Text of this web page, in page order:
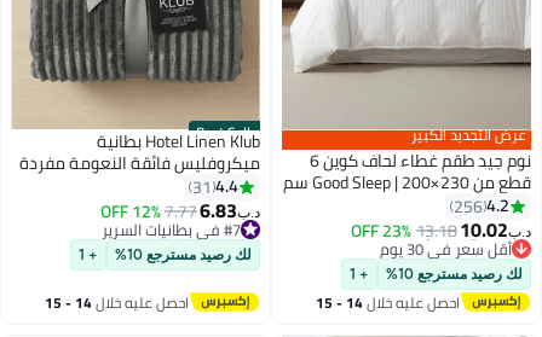
3
عرض التجديد الكبير
نوم جيد طقم غطاء لحاف كوين 6
قطع من Good Sleep | 200×230 سم
| أبيض مخطط | غطاء لحاف بسحاب
مع شرشف بمطاط و4 أكياس وسائد
| قماش فائق النعومة ومقاوم
للتجاعيد | صنع في دبي
4.2
256
د.ب‏10.02
13.18
23% OFF
#5 في أطقم اغطية لحاف مبطنة
أقل سعر في 30 يوم
#5 في أطقم اغطية لحاف مبطنة
لك رصيد مسترجع 10% + 1
احصل عليه خلال 14 - 15
اغسطس
Best Seller
4
Hotel Linen Klub بطانية
ميكروفليس فائقة النعومة مفردة
(150x200 سم) – بطانية خفيفة
الوزن 300GSM بنمط خطوط، دافئة
وقابلة للتنفس للاستخدام على مدار
السنة، رمادي
4.4
31
د.ب‏6.83
7.77
12% OFF
#7 في بطانيات السرير
#7 في بطانيات السرير
لك رصيد مسترجع 10% + 1
احصل عليه خلال 14 - 15
اغسطس